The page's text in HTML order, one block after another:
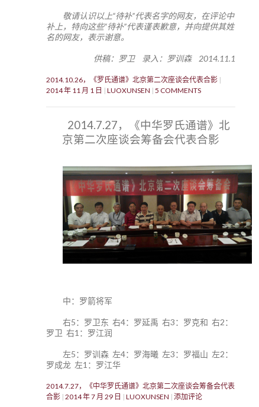
敬请认识以上“待补”代表名字的网友，在评论中
补上，特向这些“待补”代表谨表歉意，并向提供其姓
名的网友，表示谢意。
供稿：罗卫 录入：罗训森 2014.11.1
2014.10.26，《罗氏通谱》北京第二次座谈会代表合影
2014 年 11 月 1 日
LUOXUNSEN 5 COMMENTS
2014.7.27，《中华罗氏通谱》北
京第二次座谈会筹备会代表合影
中：罗箭将军
右5：罗卫东 右4：罗延禹 右3：罗克和 右2：
罗卫 右1：罗江润
左5：罗训森 左4：罗海曦 左3：罗福山 左2：
罗成龙 左1：罗江华
2014.7.27，《中华罗氏通谱》北京第二次座谈会筹备会代表
合影 2014 年 7 月 29 日 LUOXUNSEN 添加评论